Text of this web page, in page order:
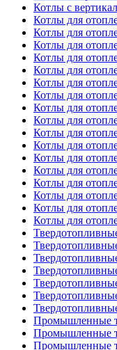
Котлы с
Котлы для
Котлы для
Котлы для
Котлы для
Котлы для
Котлы для
Котлы для
Котлы для
Котлы для
Котлы для
Котлы для
Котлы для
Котлы для
Котлы для
Котлы для
Котлы для
Котлы для
Промышленные
Промышленные
Промышленные